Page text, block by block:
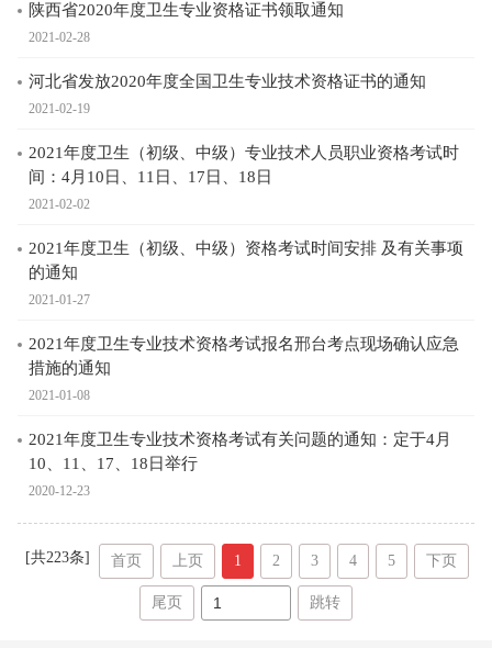
陕西省2020年度卫生专业资格证书领取通知
2021-02-28
河北省发放2020年度全国卫生专业技术资格证书的通知
2021-02-19
2021年度卫生（初级、中级）专业技术人员职业资格考试时
间：4月10日、11日、17日、18日
2021-02-02
2021年度卫生（初级、中级）资格考试时间安排 及有关事项
的通知
2021-01-27
2021年度卫生专业技术资格考试报名邢台考点现场确认应急
措施的通知
2021-01-08
2021年度卫生专业技术资格考试有关问题的通知：定于4月
10、11、17、18日举行
2020-12-23
[共223条] 首页 上页 1 2 3 4 5 下页
尾页 跳转